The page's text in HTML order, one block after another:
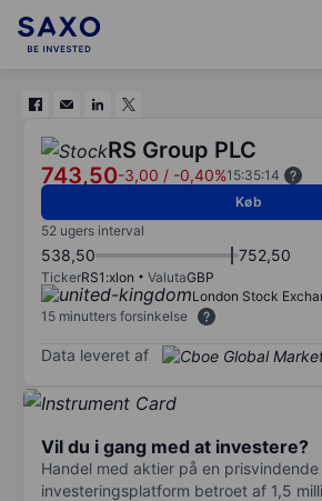
RS Group PLC
743,50-3,00 / -0,40%15:35:14
Køb
52 ugers interval
538,50 752,50
TickerRS1:xlon ValutaGBP
London Stock
15 minutters forsinkelse
Data leveret af
Vil du i gang med at investere?
Handel med aktier på en prisvindende
investeringsplatform betroet af 1,5